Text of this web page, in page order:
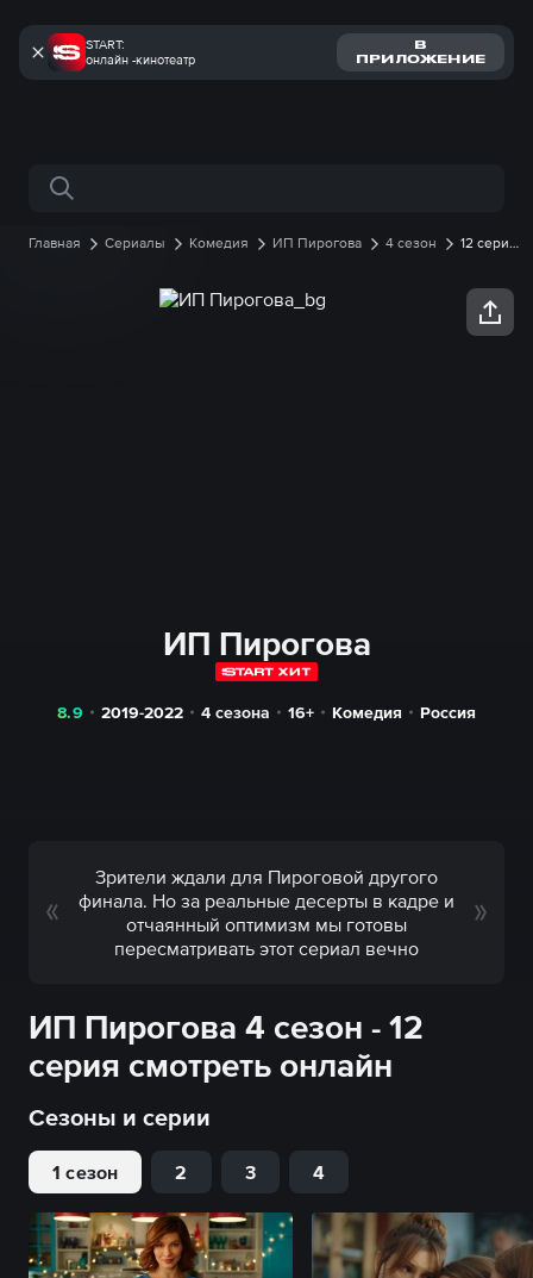
START:
онлайн -кинотеатр
В
ПРИЛОЖЕНИЕ
Поиск по сайту
Главная Сериалы Комедия ИП Пирогова 4 сезон
12 серия
ИП Пирогова
8.9 2019-2022 4 сезона 16+ Комедия Россия
Зрители ждали для Пироговой другого
финала. Но за реальные десерты в кадре и
отчаянный оптимизм мы готовы
пересматривать этот сериал вечно
ИП Пирогова 4 сезон - 12
серия смотреть онлайн
Сезоны и серии
1 сезон 2 3 4